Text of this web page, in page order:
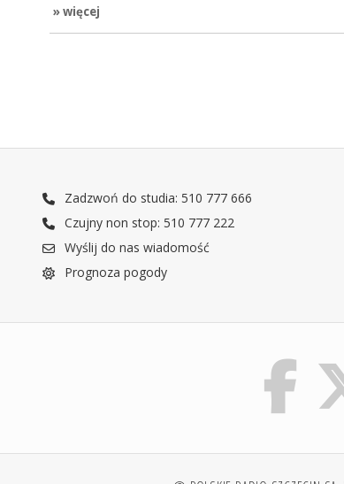
» więcej
Zadzwoń do studia: 510 777 666
Czujny non stop: 510 777 222
Wyślij do nas wiadomość
Prognoza pogody